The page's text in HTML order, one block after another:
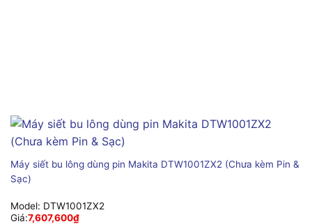
Máy siết bu lông dùng pin Makita DTW1001ZX2 (Chưa kèm Pin &
Sạc)
Model: DTW1001ZX2
Giá:7,607,600₫